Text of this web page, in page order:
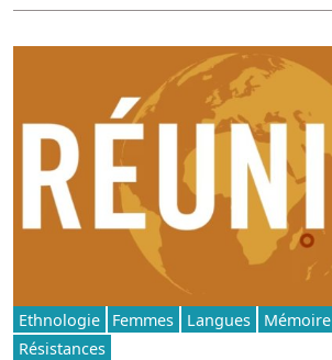
Ethnologie Femmes Langues Mémoire
Résistances